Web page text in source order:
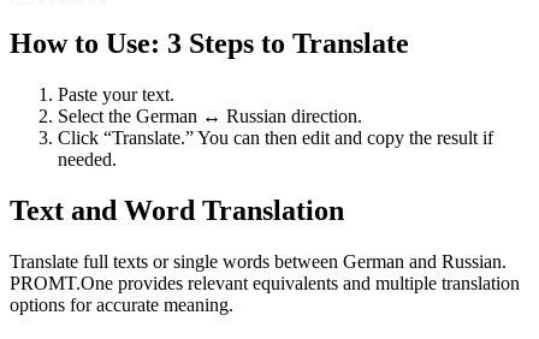
How to Use: 3 Steps to Translate
Paste your text.
Select the German ↔ Russian direction.
Click “Translate.” You can then edit and copy the result if
needed.
Text and Word Translation
Translate full texts or single words between German and Russian.
PROMT.One provides relevant equivalents and multiple translation
options for accurate meaning.